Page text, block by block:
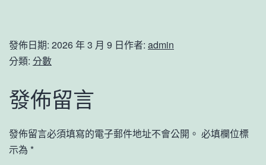
發佈日期: 2026 年 3 月 9 日作者: admin
分類: 分數
發佈留言
發佈留言必須填寫的電子郵件地址不會公開。 必填欄位標
示為 *